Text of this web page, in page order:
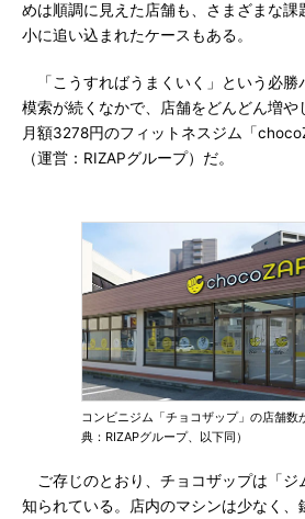
めは順調に見えた店舗も、さまざまな
小に追い込まれたケースもある。
「こうすればうまくいく」という必勝
模索が続くなかで、店舗をどんどん増や
月額3278円のフィットネスジム「
（運営：RIZAPグループ）だ。
コンビニジム「チョコザップ」の店舗数
典：RIZAPグループ、以下同）
ご存じのとおり、チョコザップは「ジ
知られている。店内のマシンは少なく、